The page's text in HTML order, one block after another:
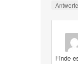
Finde